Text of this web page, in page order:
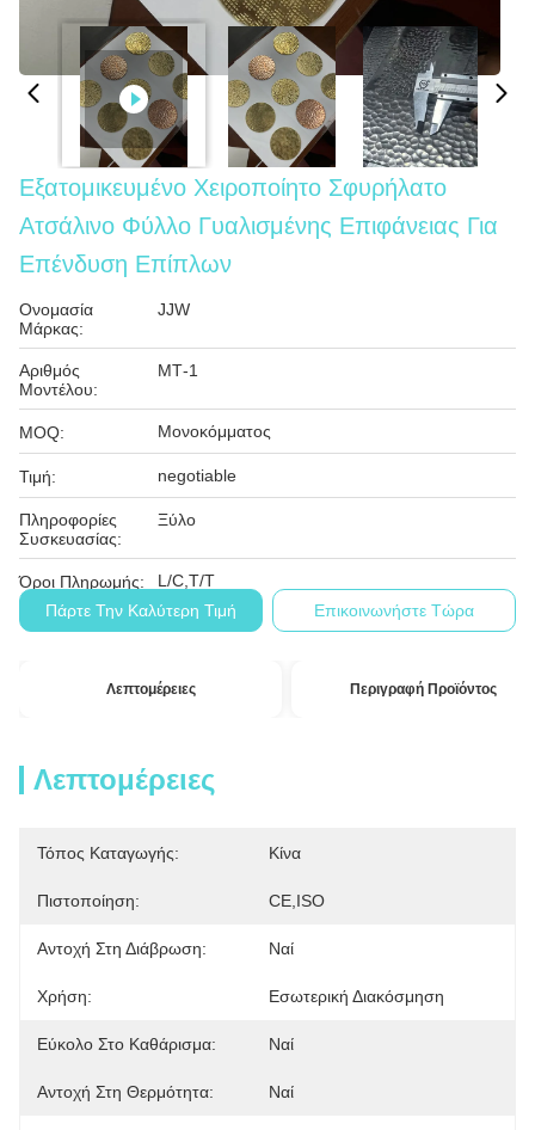
Εξατομικευμένο Χειροποίητο Σφυρήλατο
Ατσάλινο Φύλλο Γυαλισμένης Επιφάνειας Για
Επένδυση Επίπλων
Ονομασία
Μάρκας:
JJW
Αριθμός
Μοντέλου:
ΜΤ-1
MOQ: Μονοκόμματος
Τιμή: negotiable
Πληροφορίες
Συσκευασίας:
Ξύλο
Όροι Πληρωμής:
L/C,T/T
Πάρτε Την Καλύτερη Τιμή
Επικοινωνήστε Τώρα
Λεπτομέρειες Περιγραφή Προϊόντος
Λεπτομέρειες
Τόπος Καταγωγής: Κίνα
Πιστοποίηση: CE,ISO
Αντοχή Στη Διάβρωση: Ναί
Χρήση: Εσωτερική Διακόσμηση
Εύκολο Στο Καθάρισμα: Ναί
Αντοχή Στη Θερμότητα: Ναί